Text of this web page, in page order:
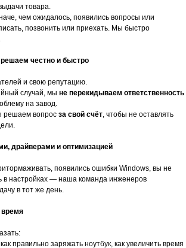
товара.
чем ожидалось, появились вопросы или
позвонить или приехать. Мы быстро
честно и быстро
и свою репутацию.
случай, мы не перекидываем ответственность
на завод.
решаем вопрос за свой счёт, чтобы не оставлять
драйверами и оптимизацией
появились ошибки Windows, вы не
в настройках — наша команда инженеров
в тот же день.
время
правильно заряжать ноутбук, как увеличить время